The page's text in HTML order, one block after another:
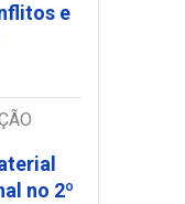
e
no 2º